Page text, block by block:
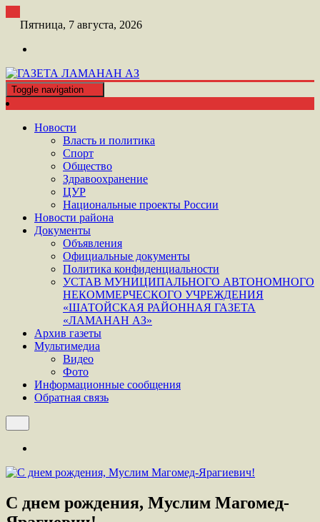
Пятница, 7 августа, 2026
ГАЗЕТА ЛАМАНАН АЗ
ШАТОЙСКАЯ ГАЗЕТА ЛАМАНАН АЗ
Toggle navigation
Новости
Власть и политика
Спорт
Общество
Здравоохранение
ЦУР
Национальные проекты России
Новости района
Документы
Объявления
Официальные документы
Политика конфиденциальности
УСТАВ МУНИЦИПАЛЬНОГО АВТОНОМНОГО
НЕКОММЕРЧЕСКОГО УЧРЕЖДЕНИЯ
«ШАТОЙСКАЯ РАЙОННАЯ ГАЗЕТА
«ЛАМАНАН АЗ»
Архив газеты
Мультимедиа
Видео
Фото
Информационные сообщения
Обратная связь
С днем рождения, Муслим Магомед-